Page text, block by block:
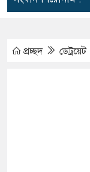
প্রচ্ছদ ডেট্রয়েট